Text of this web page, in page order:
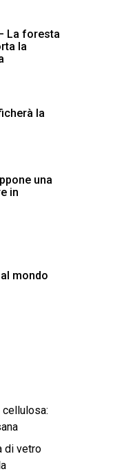
La foresta
la
la
una
in
mondo
di vetro